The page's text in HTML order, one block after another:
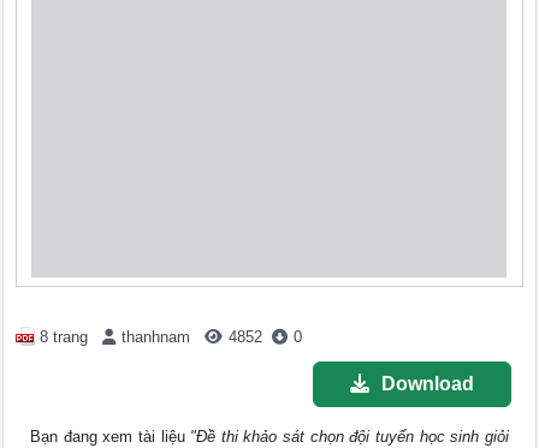
8 trang thanhnam 4852 0
Download
Bạn đang xem tài liệu "Đề thi khảo sát chọn đội tuyển học sinh giỏi